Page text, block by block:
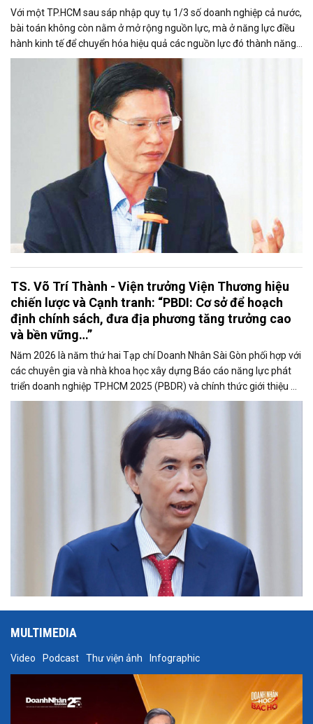
Với một TP.HCM sau sáp nhập quy tụ 1/3 số doanh nghiệp cả nước,
bài toán không còn nằm ở mở rộng nguồn lực, mà ở năng lực điều
hành kinh tế để chuyển hóa hiệu quả các nguồn lực đó thành năng
suất, đổi mới sáng tạo và động lực tăng trưởng mới.
TS. Võ Trí Thành - Viện trưởng Viện Thương hiệu
chiến lược và Cạnh tranh: “PBDI: Cơ sở để hoạch
định chính sách, đưa địa phương tăng trưởng cao
và bền vững…”
Năm 2026 là năm thứ hai Tạp chí Doanh Nhân Sài Gòn phối hợp với
các chuyên gia và nhà khoa học xây dựng Báo cáo năng lực phát
triển doanh nghiệp TP.HCM 2025 (PBDR) và chính thức giới thiệu Bộ
chỉ số năng lực phát triển doanh nghiệp cấp tỉnh (PBDI). TS. Võ Trí
Thành, thành viên Hội đồng chuyên môn xây dựng Báo cáo cho
rằng, đây là cơ sở để hoạch định chính sách, đồng thời tạo áp lực
cải cách với chính quyền và doanh nghiệp trong mục tiêu tăng
MULTIMEDIA
Video Podcast Thư viện ảnh Infographic